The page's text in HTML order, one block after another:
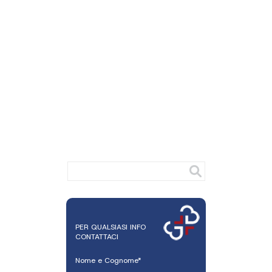
PER QUALSIASI INFO
CONTATTACI
Nome e Cognome*